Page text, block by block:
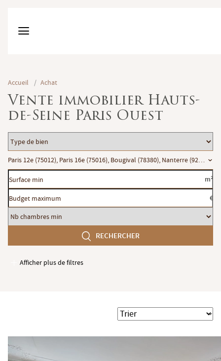
Accueil / Achat
Vente immobilier Hauts-
de-Seine Paris Ouest
Type
de
bien
Localisation
Paris 12e (75012), Paris 16e (75016), Bougival (78380), Nanterre (92000),
Surface
min
m²
Budget
maximum
€
Nb
chambres
RECHERCHER
Afficher plus de filtres
Garages / Parking
Terrasse
Jardin
Trier